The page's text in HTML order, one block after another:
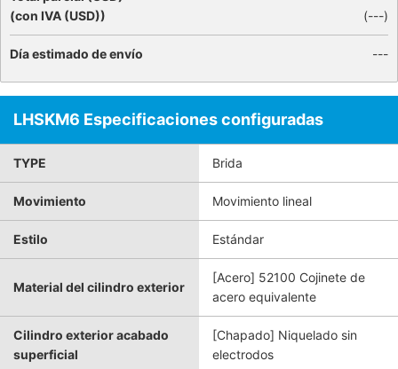
(con IVA (USD))
(---)
Día estimado de envío ---
LHSKM6 Especificaciones configuradas
TYPE Brida
Movimiento Movimiento lineal
Estilo Estándar
Material del cilindro exterior
[Acero] 52100 Cojinete de
acero equivalente
Cilindro exterior acabado
superficial
[Chapado] Niquelado sin
electrodos